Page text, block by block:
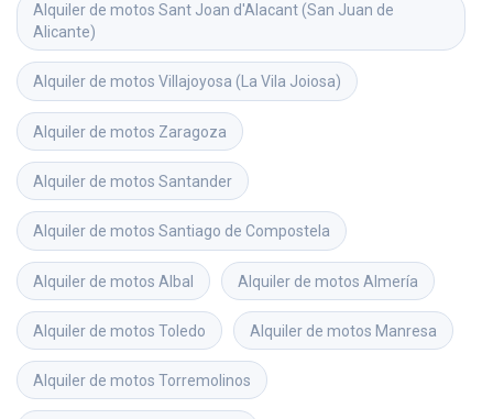
Alquiler de motos Sant Joan d'Alacant (San Juan de
Alicante)
Alquiler de motos Villajoyosa (La Vila Joiosa)
Alquiler de motos Zaragoza
Alquiler de motos Santander
Alquiler de motos Santiago de Compostela
Alquiler de motos Albal Alquiler de motos Almería
Alquiler de motos Toledo Alquiler de motos Manresa
Alquiler de motos Torremolinos